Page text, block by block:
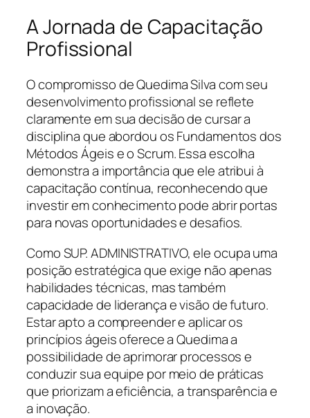
A Jornada de Capacitação
Profissional
O compromisso de Quedima Silva com seu
desenvolvimento profissional se reflete
claramente em sua decisão de cursar a
disciplina que abordou os Fundamentos dos
Métodos Ágeis e o Scrum. Essa escolha
demonstra a importância que ele atribui à
capacitação contínua, reconhecendo que
investir em conhecimento pode abrir portas
para novas oportunidades e desafios.
Como SUP. ADMINISTRATIVO, ele ocupa uma
posição estratégica que exige não apenas
habilidades técnicas, mas também
capacidade de liderança e visão de futuro.
Estar apto a compreender e aplicar os
princípios ágeis oferece a Quedima a
possibilidade de aprimorar processos e
conduzir sua equipe por meio de práticas
que priorizam a eficiência, a transparência e
a inovação.